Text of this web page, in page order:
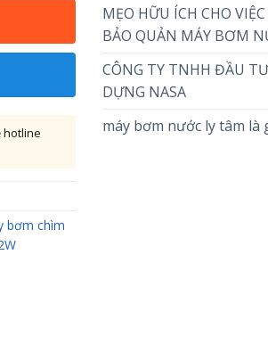
MẸO HỮU ÍCH CHO
BẢO QUẢN MÁY BƠM
CÔNG TY TNHH ĐẦU
DỰNG NASA
máy bơm nước ly tâm là
hotline
bơm chìm